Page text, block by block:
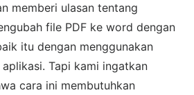
memberi ulasan tentang
file PDF ke word dengan
itu dengan menggunakan
Tapi kami ingatkan
cara ini membutuhkan